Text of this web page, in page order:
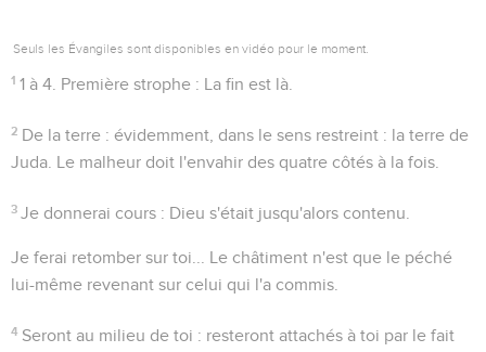
Seuls les Évangiles sont disponibles en vidéo pour le moment.
1 1 à 4 . Première strophe : La fin est là.
2 De la terre : évidemment, dans le sens restreint : la terre de
Juda. Le malheur doit l'envahir des quatre côtés à la fois.
3 Je donnerai cours : Dieu s'était jusqu'alors contenu.
Je ferai retomber sur toi...
Le châtiment n'est que le péché
lui-même revenant sur celui qui l'a commis.
4 Seront au milieu de toi : resteront attachés à toi par le fait